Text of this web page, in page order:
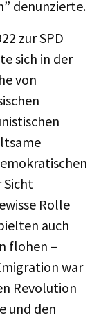
denunzierte.
zur SPD
sich in der
von
Sicht
Rolle
auch
flohen –
war
Revolution
und den